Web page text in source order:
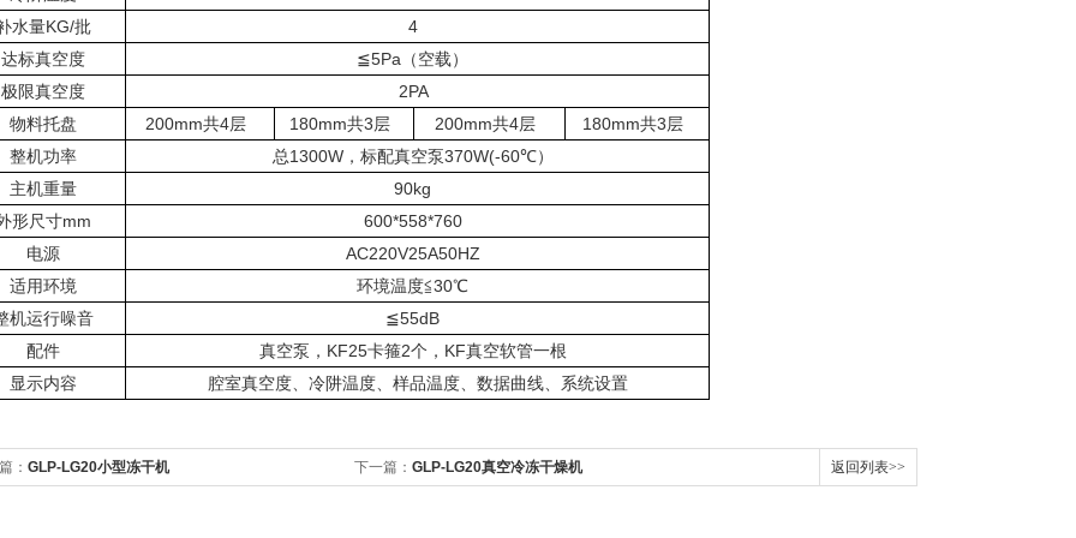
水量KG/批
4
达标真空度
≦5Pa （空载）
极限真空度
2PA
物料托盘
200mm共4层 180mm共3层 200mm共4层 180mm共3层
整机功率
总1300W，标配真空泵370W(-60℃）
主机重量
90kg
形尺寸mm
600*558*760
电源
AC220V25A50HZ
适用环境
环境温度≦30℃
机运行噪音
≦55dB
配件
真空泵， KF25卡箍2个， KF真空软管一根
显示内容
腔室真空度、冷阱温度、样品温度、数据曲线、系统设置
： GLP-LG20小型冻干机 下一篇： GLP-LG20真空冷冻干燥机 返回列表>>